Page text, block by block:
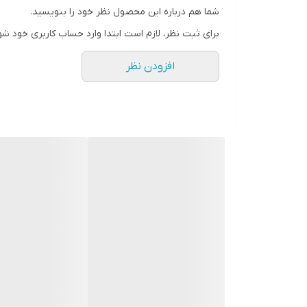
شما هم درباره این محصول نظر خود را بنویسید.
برای ثبت نظر، لازم است ابتدا وارد حساب کاربری خود
افزودن نظر